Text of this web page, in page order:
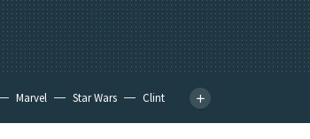
Marvel Star Wars
Clint